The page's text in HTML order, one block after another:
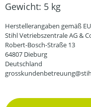
Gewicht: 5 kg
Herstellerangaben gemäß
Stihl Vetriebszentrale AG &
Robert-Bosch-Straße 13
64807 Dieburg
Deutschland